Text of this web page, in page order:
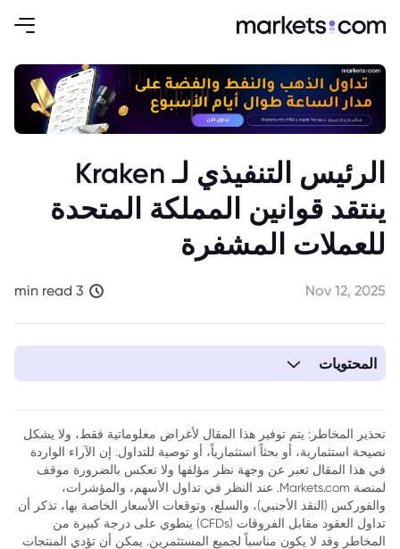
الرئيس التنفيذي لـ Kraken
ينتقد قوانين المملكة المتحدة
للعملات المشفرة
Nov 12, 2025
3 min read
المحتويات
المشفرة
تحذير المخاطر: يتم توفير هذا المقال لأغراض معلوماتية فقط، ولا يشكل
نصيحة استثمارية، أو بحثاً استثمارياً، أو توصية للتداول. إن الآراء الواردة
في هذا المقال تعبر عن وجهة نظر مؤلفها ولا تعكس بالضرورة موقف
لمنصة Markets.com. عند النظر في تداول الأسهم، والمؤشرات،
والفوركس (النقد الأجنبي)، والسلع، وتوقعات الأسعار الخاصة بها، تذكر أن
تداول العقود مقابل الفروقات (CFDs) ينطوي على درجة كبيرة من
المخاطر وقد لا يكون مناسباً لجميع المستثمرين. يمكن أن تؤدي المنتجات